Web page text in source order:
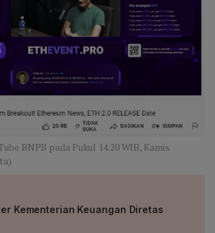
BNPB pada Pukul 14.20 WIB, Kamis
Kementerian Keuangan Diretas